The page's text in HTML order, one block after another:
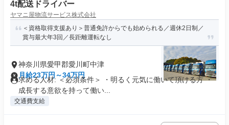
4t配送ドライバー
ヤマニ屋物流サービス株式会社
＜資格取得支援あり＞普通免許からでも始められる／週休2日制／
賞与最大年3回／長距離運転なし
神奈川県愛甲郡愛川町中津
月給23万円～34万円
求める人材: ＜必須条件＞ ・明るく元気に働いて頂ける方 ・
成長する意欲を持って働い...
交通費支給